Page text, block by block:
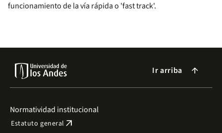
funcionamiento de la vía rápida o 'fast track'.
Ir arriba arrow_forward
Normatividad institucional
Estatuto general arrow_outward